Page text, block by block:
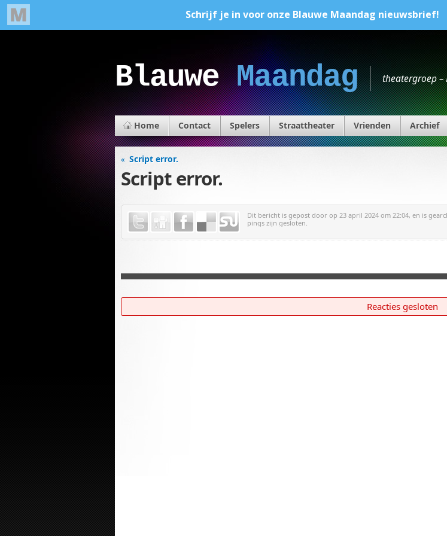
BlauweMaandag theatergroep –
Home Contact Spelers Straattheater Vrienden Archief
« Script error.
Script error.
Dit bericht is gepost door op 23 april 2024 om 22:04, en is
pings zijn gesloten.
Reacties gesloten